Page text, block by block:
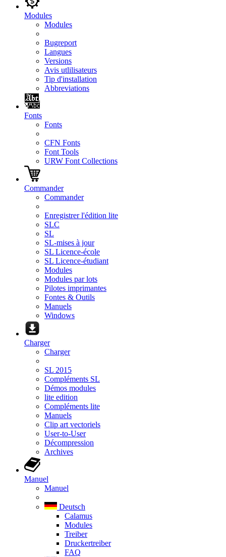
Modules
Modules
Bugreport
Langues
Versions
Avis utlilisateurs
Tip d'installation
Abbreviations
Fonts
Fonts
CFN Fonts
Font Tools
URW Font Collections
Commander
Commander
Enregistrer l'édition lite
SLC
SL
SL-mises à jour
SL Licence-école
SL Licence-étudiant
Modules
Modules par lots
Pilotes imprimantes
Fontes & Outils
Manuels
Windows
Charger
Charger
SL 2015
Compléments SL
Démos modules
lite edition
Compléments lite
Manuels
Clip art vectoriels
User-to-User
Décompression
Archives
Manuel
Manuel
Deutsch
Calamus
Modules
Treiber
Druckertreiber
FAQ